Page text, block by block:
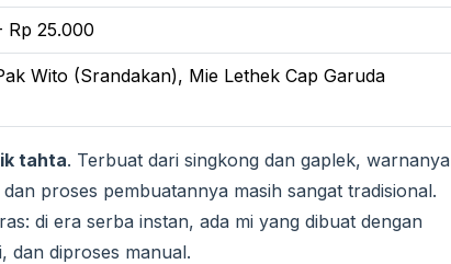
Rp 25.000
Wito (Srandakan), Mie Lethek Cap Garuda
tahta. Terbuat dari singkong dan gaplek, warnanya
proses pembuatannya masih sangat tradisional.
di era serba instan, ada mi yang dibuat dengan
dan diproses manual.